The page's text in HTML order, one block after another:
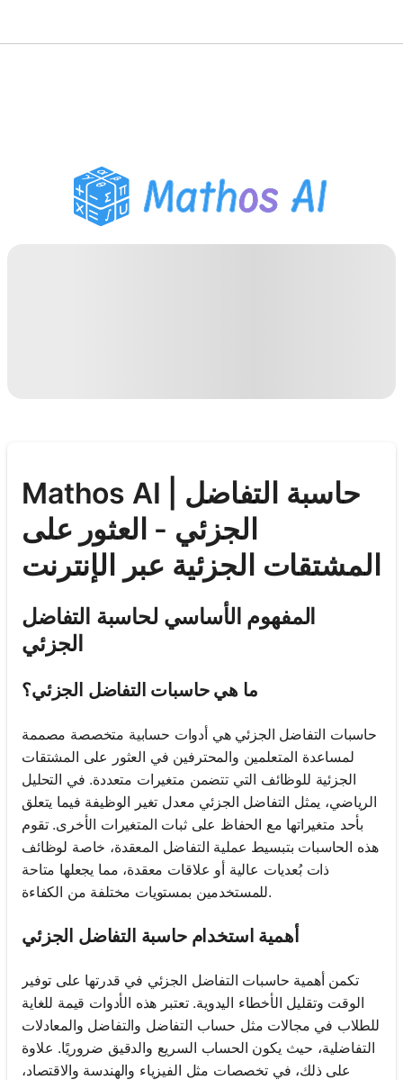
مساعد واجبات PDF
أدوات الدراسة
Mathos AI | حاسبة التفاضل
الجزئي - العثور على
المشتقات الجزئية عبر الإنترنت
المفهوم الأساسي لحاسبة التفاضل
الجزئي
ما هي حاسبات التفاضل الجزئي؟
حاسبات التفاضل الجزئي هي أدوات حسابية متخصصة مصممة
لمساعدة المتعلمين والمحترفين في العثور على المشتقات
الجزئية للوظائف التي تتضمن متغيرات متعددة. في التحليل
الرياضي، يمثل التفاضل الجزئي معدل تغير الوظيفة فيما يتعلق
بأحد متغيراتها مع الحفاظ على ثبات المتغيرات الأخرى. تقوم
هذه الحاسبات بتبسيط عملية التفاضل المعقدة، خاصة لوظائف
ذات بُعديات عالية أو علاقات معقدة، مما يجعلها متاحة
للمستخدمين بمستويات مختلفة من الكفاءة.
أهمية استخدام حاسبة التفاضل الجزئي
تكمن أهمية حاسبات التفاضل الجزئي في قدرتها على توفير
الوقت وتقليل الأخطاء اليدوية. تعتبر هذه الأدوات قيمة للغاية
للطلاب في مجالات مثل حساب التفاضل والتفاضل والمعادلات
التفاضلية، حيث يكون الحساب السريع والدقيق ضروريًا. علاوة
على ذلك، في تخصصات مثل الفيزياء والهندسة والاقتصاد،